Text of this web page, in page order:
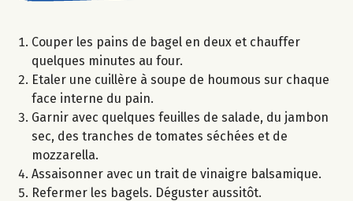
Couper les pains de bagel en deux et chauffer
quelques minutes au four.
Etaler une cuillère à soupe de houmous sur chaque
face interne du pain.
Garnir avec quelques feuilles de salade, du jambon
sec, des tranches de tomates séchées et de
mozzarella.
Assaisonner avec un trait de vinaigre balsamique.
Refermer les bagels. Déguster aussitôt.